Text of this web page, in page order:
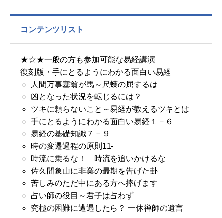
コンテンツリスト
★☆★一般の方も参加可能な易経講演
復刻版・手にとるようにわかる面白い易経
人間万事塞翁が馬～尺蠖の屈するは
凶となった状況を転じるには？
ツキに頼らないこと～易経が教えるツキとは
手にとるようにわかる面白い易経１－６
易経の基礎知識７－９
時の変遷過程の原則11-
時流に乗るな！ 時流を追いかけるな
佐久間象山に非業の最期を告げた卦
苦しみのただ中にある方へ捧げます
占い師の役目～君子は占わず
究極の困難に遭遇したら？ 一休禅師の遺言